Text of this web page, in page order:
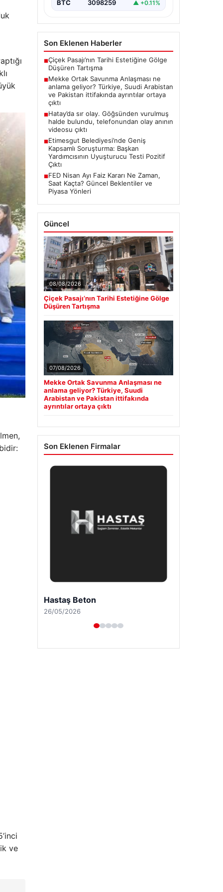
ve
BTC 3098259 ▲ +0.11%
Son Eklenen Haberler
■Çiçek Pasajı’nın Tarihi Estetiğine Gölge
Düşüren Tartışma
■Mekke Ortak Savunma Anlaşması ne
anlama geliyor? Türkiye, Suudi Arabistan
ve Pakistan ittifakında ayrıntılar ortaya
çıktı
■Hatay’da sır olay. Göğsünden vurulmuş
halde bulundu, telefonundan olay anının
videosu çıktı
■Etimesgut Belediyesi’nde Geniş
Kapsamlı Soruşturma: Başkan
Yardımcısının Uyuşturucu Testi Pozitif
Çıktı
■FED Nisan Ayı Faiz Kararı Ne Zaman,
Saat Kaçta? Güncel Beklentiler ve
Piyasa Yönleri
Güncel
08/08/2026
Çiçek Pasajı’nın Tarihi Estetiğine Gölge
Düşüren Tartışma
07/08/2026
Mekke Ortak Savunma Anlaşması ne
anlama geliyor? Türkiye, Suudi
Arabistan ve Pakistan ittifakında
ayrıntılar ortaya çıktı
Son Eklenen Firmalar
Enes Kaplan Avukatlık Bürosu
28/04/2026